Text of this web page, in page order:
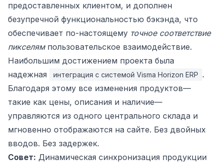
предоставленных клиентом, и дополнен
безупречной функциональностью бэкэнда, что
обеспечивает по-настоящему точное соответствие
пикселямпользовательское взаимодействие.
Наибольшим достижением проекта была
надежная
интеграция с системой Visma Horizon ERP .
Благодаря этому все изменения продуктов—
такие как цены, описания и наличие—
управляются из одного центрального склада и
мгновенно отображаются на сайте. Без двойных
вводов. Без задержек.
Совет: Динамическая синхронизация продукции